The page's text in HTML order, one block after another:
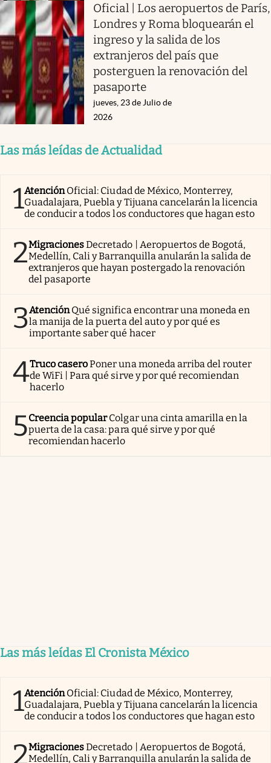
Oficial | Los aeropuertos de París,
Londres y Roma bloquearán el
ingreso y la salida de los
extranjeros del país que
posterguen la renovación del
pasaporte
jueves, 23 de Julio de
2026
Las más leídas de Actualidad
1AtenciónOficial: Ciudad de México, Monterrey,
Guadalajara, Puebla y Tijuana cancelarán la licencia
de conducir a todos los conductores que hagan esto
2MigracionesDecretado | Aeropuertos de Bogotá,
Medellín, Cali y Barranquilla anularán la salida de
extranjeros que hayan postergado la renovación
del pasaporte
3AtenciónQué significa encontrar una moneda en
la manija de la puerta del auto y por qué es
importante saber qué hacer
4Truco caseroPoner una moneda arriba del router
de WiFi | Para qué sirve y por qué recomiendan
hacerlo
5Creencia popularColgar una cinta amarilla en la
puerta de la casa: para qué sirve y por qué
recomiendan hacerlo
Las más leídas El Cronista México
1AtenciónOficial: Ciudad de México, Monterrey,
Guadalajara, Puebla y Tijuana cancelarán la licencia
de conducir a todos los conductores que hagan esto
2MigracionesDecretado | Aeropuertos de Bogotá,
Medellín, Cali y Barranquilla anularán la salida de